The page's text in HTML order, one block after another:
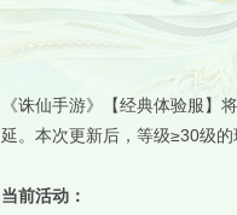
《诛仙手游》【经典体验服
延。本次更新后，等级≥30级
当前活动：